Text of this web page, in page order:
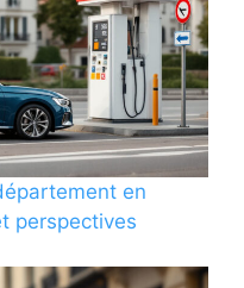
en
perspectives